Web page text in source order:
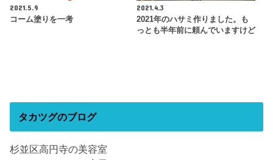
2021.5.9
コーム塗りを一考
2021.4.3
2021年のハサミ作りました。も
っとも半年前に頼んでいますけど
タカツグのブログ
杉並区高円寺の美容室